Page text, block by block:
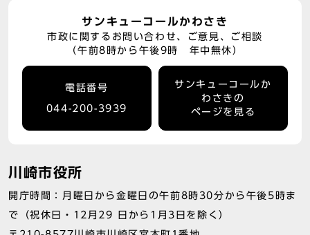
サンキューコールかわさき
市政に関するお問い合わせ、ご意見、ご相談
（午前8時から午後9時 年中無休）
電話番号
044-200-3939
サンキューコールか
わさきの
ページを見る
川崎市役所
開庁時間：月曜日から金曜日の午前8時30分から午後5時ま
で（祝休日・12月29 日から1月3日を除く）